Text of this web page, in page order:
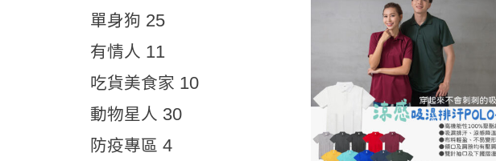
單身狗 25
有情人 11
吃貨美食家 10
動物星人 30
防疫專區 4